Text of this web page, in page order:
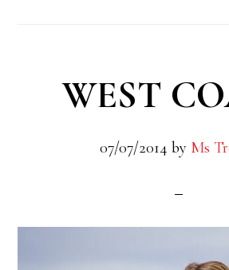
WEST
07/07/2014 by Ms